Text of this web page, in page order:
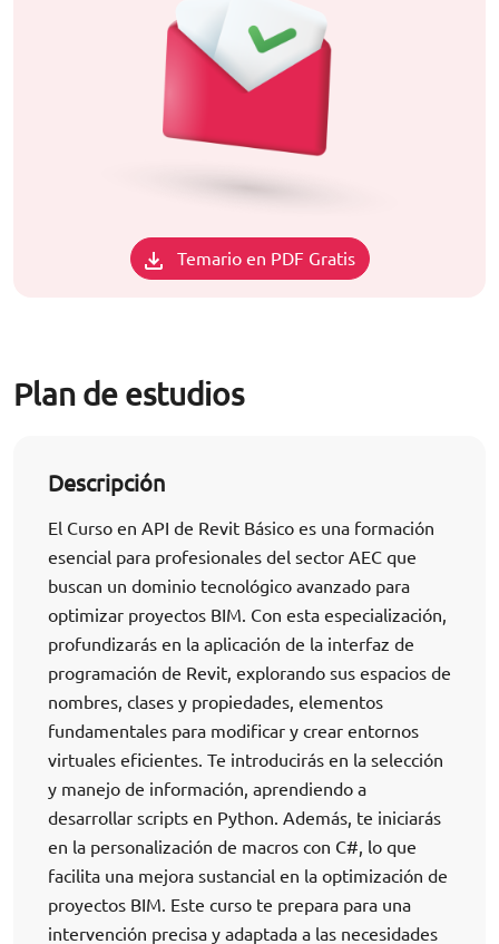
Temario en PDF Gratis
Plan de estudios
Descripción
El Curso en API de Revit Básico es una formación
esencial para profesionales del sector AEC que
buscan un dominio tecnológico avanzado para
optimizar proyectos BIM. Con esta especialización,
profundizarás en la aplicación de la interfaz de
programación de Revit, explorando sus espacios de
nombres, clases y propiedades, elementos
fundamentales para modificar y crear entornos
virtuales eficientes. Te introducirás en la selección
y manejo de información, aprendiendo a
desarrollar scripts en Python. Además, te iniciarás
en la personalización de macros con C#, lo que
facilita una mejora sustancial en la optimización de
proyectos BIM. Este curso te prepara para una
intervención precisa y adaptada a las necesidades